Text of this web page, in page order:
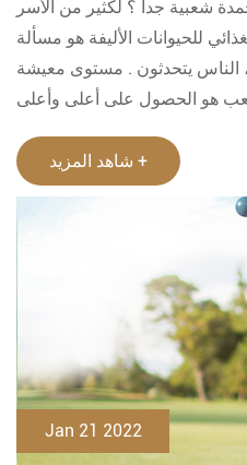
شعبية جدا ؟ لكثير من الأسر
للحيوانات الأليفة هو مسألة
الناس يتحدثون . مستوى معيشة
شاهد المزيد +
Jan 21 2022